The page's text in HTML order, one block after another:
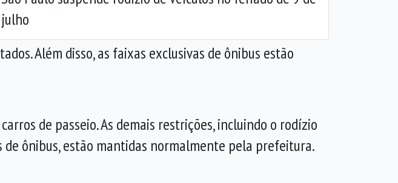
julho
Além disso, as faixas exclusivas de ônibus estão
de passeio. As demais restrições, incluindo o rodízio
de ônibus, estão mantidas normalmente pela prefeitura.